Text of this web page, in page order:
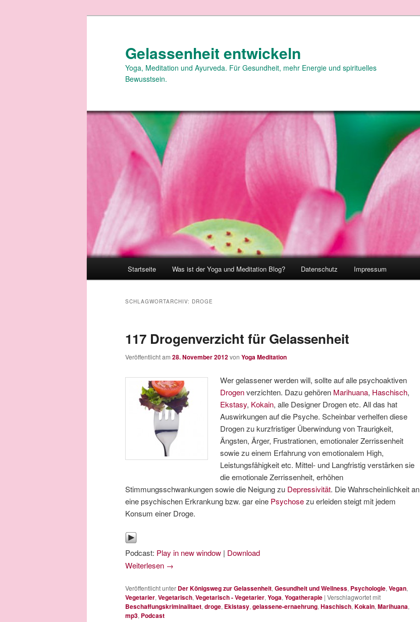
Gelassenheit entwickeln
Yoga, Meditation und Ayurveda. Für Gesundheit, mehr Energie und spirituelles
Bewusstsein.
Startseite Was ist der Yoga und Meditation Blog? Datenschutz Impressum
SCHLAGWORTARCHIV: DROGE
117 Drogenverzicht für Gelassenheit
Veröffentlicht am 28. November 2012von Yoga Meditation
Wer gelassener werden will, sollte auf alle psychoaktiven
Drogenverzichten. Dazu gehören Marihuana, Haschisch,
Ekstasy, Kokain, alle Designer Drogen etc. All das hat
Auswirkungen auf die Psyche. Scheinbar verhelfen diese
Drogen zu kurzfristiger Überwindung von Traurigkeit,
Ängsten, Ärger, Frustrationen, emotionaler Zerrissenheit
sowie zu einem Erfahrung von emotionalem High,
Leistungsfähigkeit etc. Mittel- und Langfristig verstärken sie
die emotionale Zerrissenheit, erhöhen
Stimmungsschwankungen sowie die Neigung zu Depressivität. Die Wahrscheinlichkeit an
eine psychischen Erkrankung bzw. gar eine Psychosezu erleiden steigt mit jedem
Konsum einer Droge.
Podcast: Play in new window | Download
Weiterlesen →
Veröffentlicht unter Der Königsweg zur Gelassenheit, Gesundheit und Wellness, Psychologie, Vegan,
Vegetarier, Vegetarisch, Vegetarisch - Vegetarier, Yoga, Yogatherapie | Verschlagwortet mit
Beschaffungskriminalitaet, droge, Ekistasy, gelassene-ernaehrung, Haschisch, Kokain, Marihuana,
mp3, Podcast